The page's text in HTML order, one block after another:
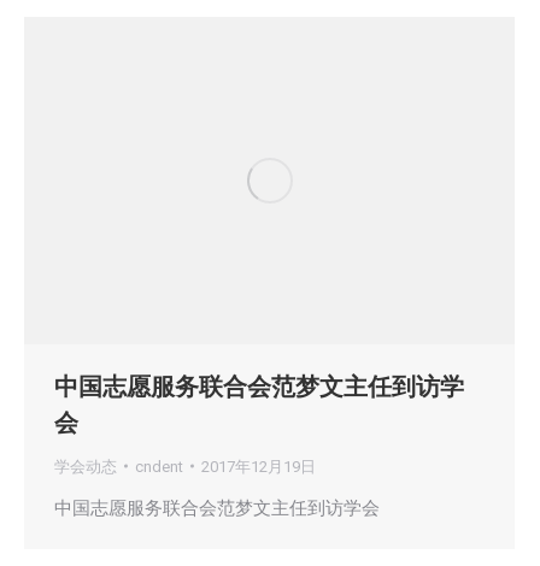
中国志愿服务联合会范梦文主任到访学
会
学会动态 cndent 2017年12月19日
中国志愿服务联合会范梦文主任到访学会